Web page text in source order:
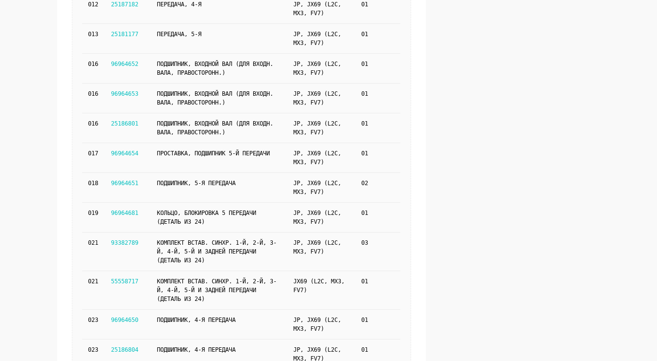
012 25187182 ПЕРЕДАЧА, 4-Я
JP, JX69 (L2C,
MX3, FV7)
01
013 25181177 ПЕРЕДАЧА, 5-Я
JP, JX69 (L2C,
MX3, FV7)
01
016 96964652
ПОДШИПНИК, ВХОДНОЙ ВАЛ (ДЛЯ ВХОДН.
ВАЛА, ПРАВОСТОРОНН.)
JP, JX69 (L2C,
MX3, FV7)
01
016 96964653
ПОДШИПНИК, ВХОДНОЙ ВАЛ (ДЛЯ ВХОДН.
ВАЛА, ПРАВОСТОРОНН.)
JP, JX69 (L2C,
MX3, FV7)
01
016 25186801
ПОДШИПНИК, ВХОДНОЙ ВАЛ (ДЛЯ ВХОДН.
ВАЛА, ПРАВОСТОРОНН.)
JP, JX69 (L2C,
MX3, FV7)
01
017 96964654 ПРОСТАВКА, ПОДШИПНИК 5-Й ПЕРЕДАЧИ
JP, JX69 (L2C,
MX3, FV7)
01
018 96964651 ПОДШИПНИК, 5-Я ПЕРЕДАЧА
JP, JX69 (L2C,
MX3, FV7)
02
019 96964681
КОЛЬЦО, БЛОКИРОВКА 5 ПЕРЕДАЧИ
(ДЕТАЛЬ ИЗ 24)
JP, JX69 (L2C,
MX3, FV7)
01
021 93382789
КОМПЛЕКТ ВСТАВ. СИНХР. 1-Й, 2-Й, 3-
Й, 4-Й, 5-Й И ЗАДНЕЙ ПЕРЕДАЧИ
(ДЕТАЛЬ ИЗ 24)
JP, JX69 (L2C,
MX3, FV7)
03
021 55558717
КОМПЛЕКТ ВСТАВ. СИНХР. 1-Й, 2-Й, 3-
Й, 4-Й, 5-Й И ЗАДНЕЙ ПЕРЕДАЧИ
(ДЕТАЛЬ ИЗ 24)
JX69 (L2C, MX3,
FV7)
01
023 96964650 ПОДШИПНИК, 4-Я ПЕРЕДАЧА
JP, JX69 (L2C,
MX3, FV7)
01
023 25186804 ПОДШИПНИК, 4-Я ПЕРЕДАЧА
JP, JX69 (L2C,
MX3, FV7)
01